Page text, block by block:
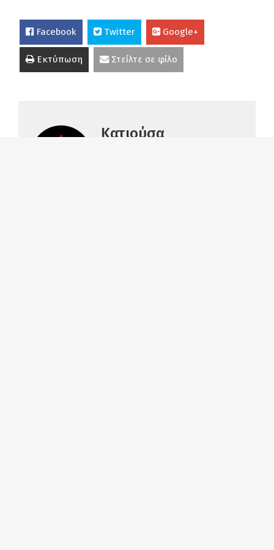
Facebook Twitter Google+
Εκτύπωση Στείλτε σε φίλο
Κατιούσα